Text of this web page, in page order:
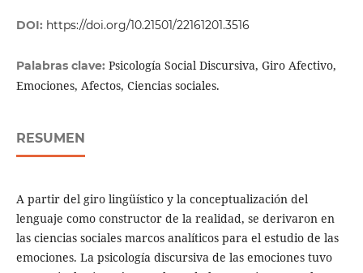
DOI: https://doi.org/10.21501/22161201.3516
Palabras clave: Psicología Social Discursiva, Giro Afectivo,
Emociones, Afectos, Ciencias sociales.
RESUMEN
A partir del giro lingüístico y la conceptualización del
lenguaje como constructor de la realidad, se derivaron en
las ciencias sociales marcos analíticos para el estudio de las
emociones. La psicología discursiva de las emociones tuvo